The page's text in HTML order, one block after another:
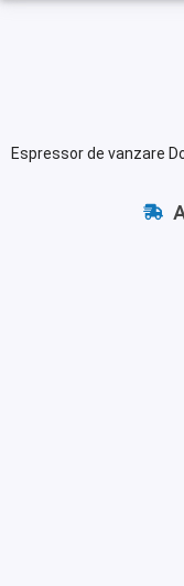
Espressor de vanzare